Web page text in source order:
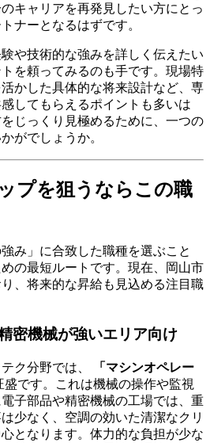
キャリアを再発見したい方にとっ
ナーとなるはずです。
や技術的な強みを詳しく伝えたい
を頼ってみるのも手です。現場特
かした具体的な将来設計など、専
してもらえるポイントも多いは
じっくり見極めるために、一つの
がでしょうか。
プを狙うならこの職
み」に合致した職種を選ぶこと
の最短ルートです。現在、岡山市
、将来的な昇給も見込める注目職
密機械が強いエリア向け
ク分野では、
「マシンオペレー
です。これは機械の操作や監視
子部品や精密機械の工場では、重
少なく、空調の効いた清潔なクリ
となります。体力的な負担が少な